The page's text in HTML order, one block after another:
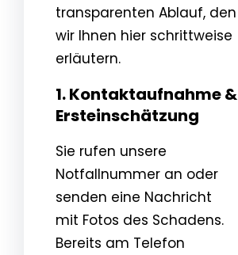
transparenten Ablauf, den
wir Ihnen hier schrittweise
erläutern.
1. Kontaktaufnahme &
Ersteinschätzung
Sie rufen unsere
Notfallnummer an oder
senden eine Nachricht
mit Fotos des Schadens.
Bereits am Telefon